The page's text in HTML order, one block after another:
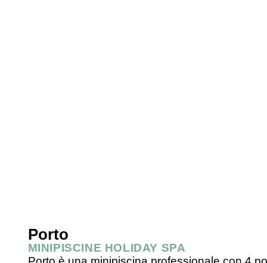
Porto
MINIPISCINE HOLIDAY SPA